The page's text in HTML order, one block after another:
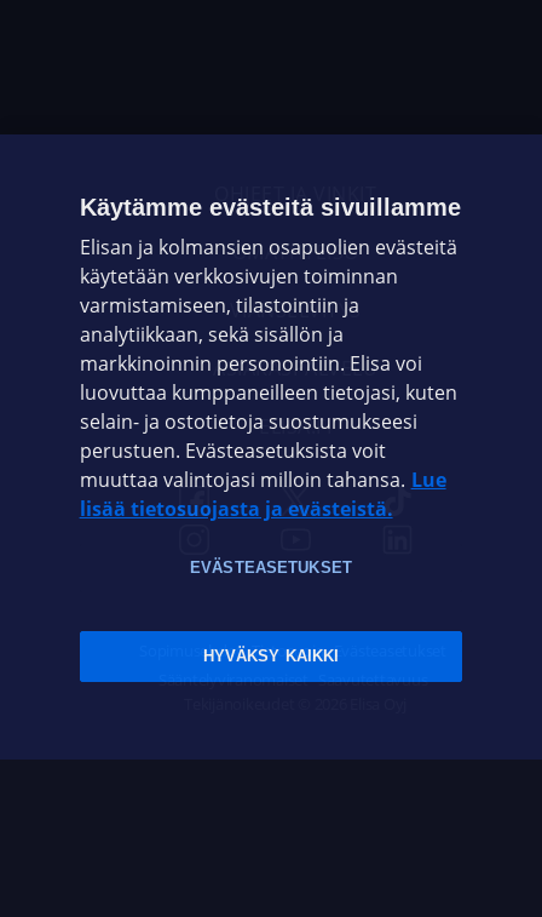
OHJEET JA VINKIT
OMAYHTEISÖ
VIANSELVITYS
ASIAKASPALVELU
ELISA.FI
Sopimusehdot Tietosuoja Evästeasetukset
Sääntelyviranomaiset Saavutettavuus
Käytämme evästeitä sivuillamme
Elisan ja kolmansien osapuolien evästeitä
käytetään verkkosivujen toiminnan
varmistamiseen, tilastointiin ja
analytiikkaan, sekä sisällön ja
markkinoinnin personointiin. Elisa voi
luovuttaa kumppaneilleen tietojasi, kuten
selain- ja ostotietoja suostumukseesi
perustuen. Evästeasetuksista voit
muuttaa valintojasi milloin tahansa. Lue
lisää tietosuojasta ja evästeistä.
EVÄSTEASETUKSET
HYVÄKSY KAIKKI